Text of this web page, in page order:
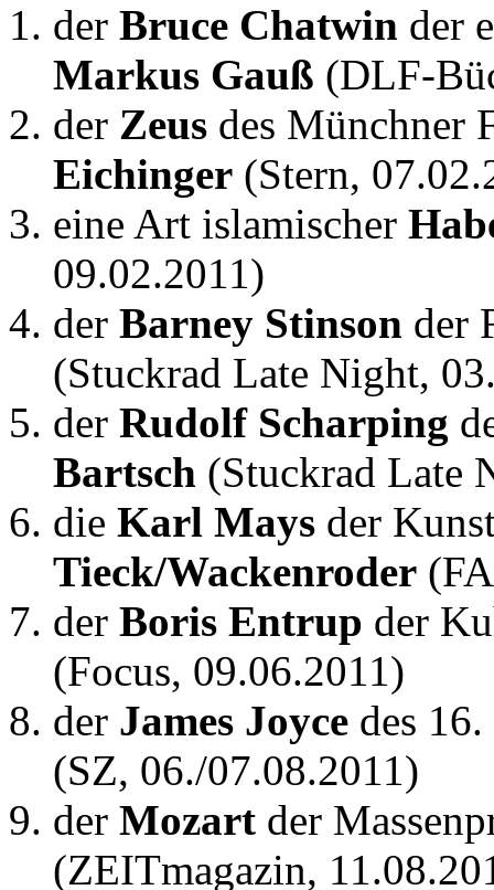
der Bruce Chatwin der
Markus Gauß (DLF-
der Zeus des
Eichinger (Stern,
eine Art islamischer
09.02.2011)
der Barney Stinson der
(Stuckrad Late Night,
der Rudolf Scharping
Bartsch (Stuckrad Late
die Karl Mays der
Tieck/Wackenroder
der Boris Entrup der
(Focus, 09.06.2011)
der James Joyce des
(SZ, 06./07.08.2011)
der Mozart der
(ZEITmagazin,